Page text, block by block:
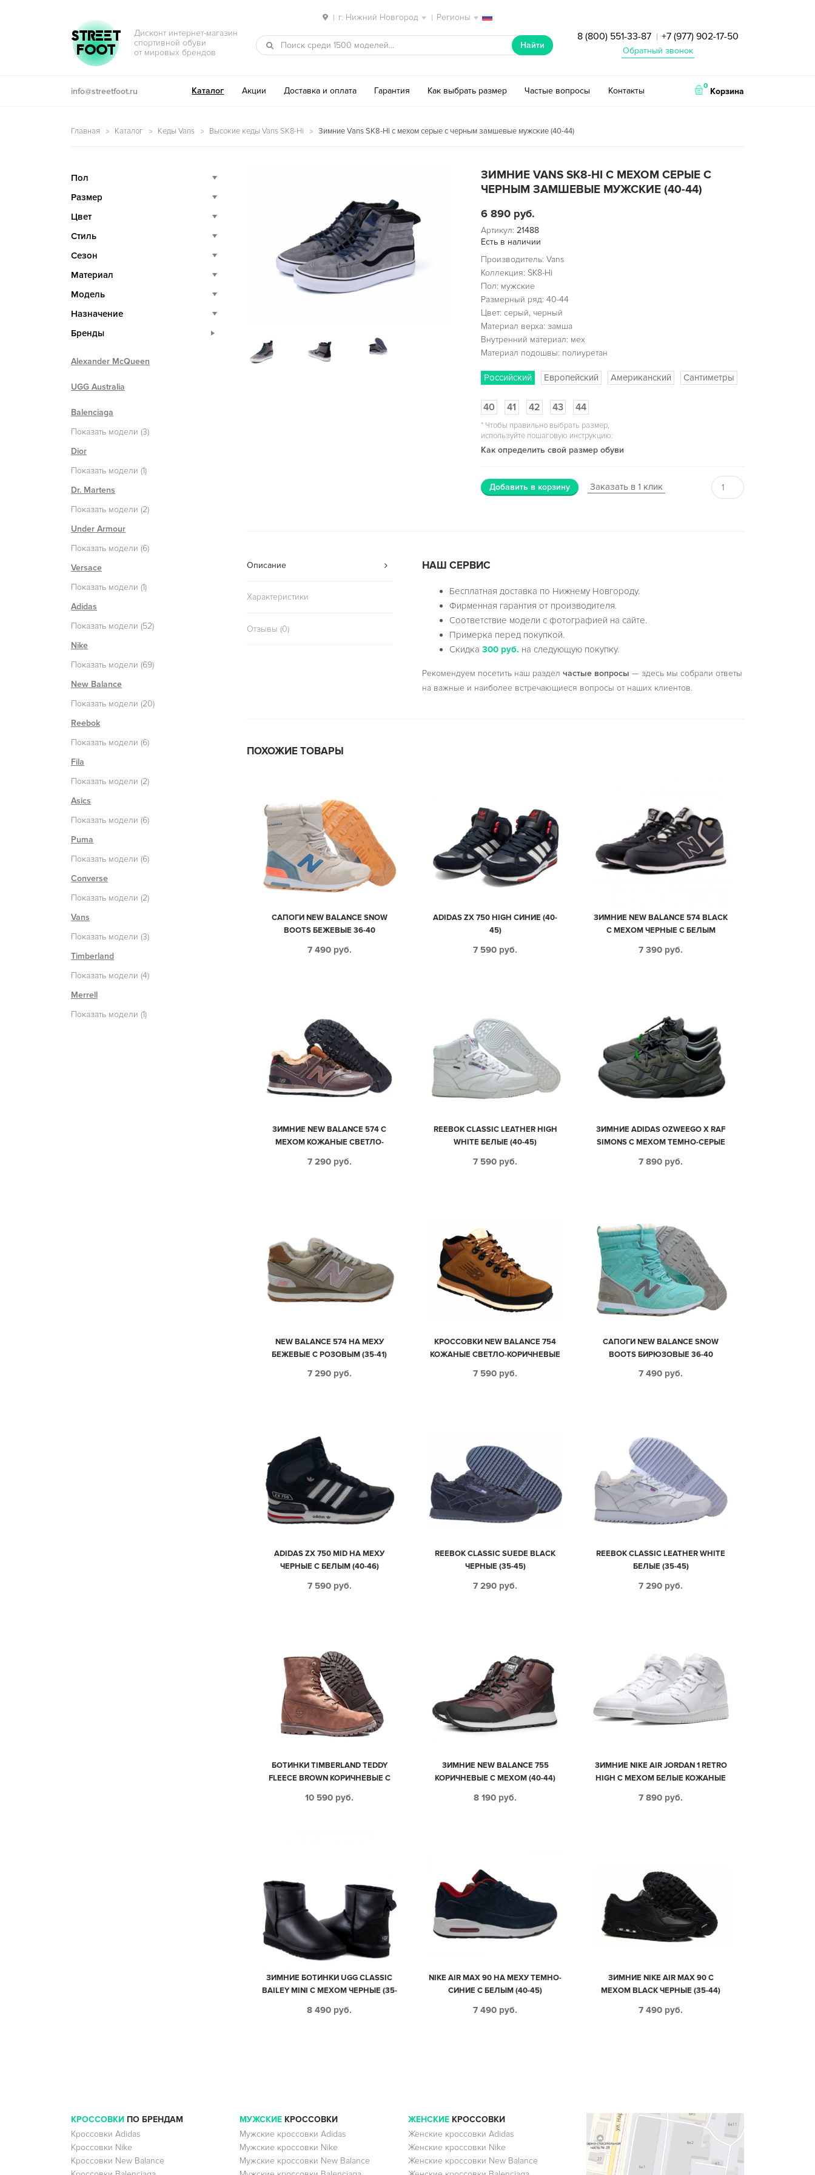
| г. Нижний Новгород | Регионы
Перейти к навигации
Перейти к содержимому
STREET
FOOT
Дисконт интернет-магазин
спортивной обуви
от мировых брендов
Найти
8 (800) 551-33-87 | +7 (977) 902-17-50
Обратный звонок
info@streetfoot.ru Каталог Акции Доставка и оплата Гарантия Как выбрать размер Частые вопросы Контакты 0
Корзина
Главная Каталог Кеды Vans Высокие кеды Vans SK8-Hi Зимние Vans SK8-Hi с мехом серые с черным замшевые мужские (40-44)
ЗИМНИЕ VANS SK8-HI С МЕХОМ СЕРЫЕ С
ЧЕРНЫМ ЗАМШЕВЫЕ МУЖСКИЕ (40-44)
6 890 руб.
Артикул: 21488
Есть в наличии
Производитель: Vans
Коллекция: SK8-Hi
Пол: мужские
Размерный ряд: 40-44
Цвет: серый, черный
Материал верха: замша
Внутренний материал: мех
Материал подошвы: полиуретан
Российский Европейский Американский Сантиметры
40 41 42 43 44
*Чтобы правильно выбрать размер,
используйте пошаговую инструкцию:
Как определить свой размер обуви
Добавить в корзину Заказать в 1 клик
Описание
Характеристики
Отзывы (0)
НАШ СЕРВИС
Бесплатная доставка по Нижнему Новгороду.
Фирменная гарантия от производителя.
Соответствие модели с фотографией на сайте.
Примерка перед покупкой.
Скидка300 руб. на следующую покупку.
Рекомендуем посетить наш разделчастые вопросы — здесь мы собрали ответы
на важные и наиболее встречающиеся вопросы от наших клиентов.
ПОХОЖИЕ ТОВАРЫ
САПОГИ NEW BALANCE SNOW
BOOTS БЕЖЕВЫЕ 36-40
7 490 руб.
ADIDAS ZX 750 HIGH СИНИЕ (40-
45)
7 590 руб.
ЗИМНИЕ NEW BALANCE 574 BLACK
С МЕХОМ ЧЕРНЫЕ С БЕЛЫМ
7 390 руб.
ЗИМНИЕ NEW BALANCE 574 С
МЕХОМ КОЖАНЫЕ СВЕТЛО-
7 290 руб.
REEBOK CLASSIC LEATHER HIGH
WHITE БЕЛЫЕ (40-45)
7 590 руб.
ЗИМНИЕ ADIDAS OZWEEGO X RAF
SIMONS С МЕХОМ ТЕМНО-СЕРЫЕ
7 890 руб.
NEW BALANCE 574 НА МЕХУ
БЕЖЕВЫЕ С РОЗОВЫМ (35-41)
7 290 руб.
КРОССОВКИ NEW BALANCE 754
КОЖАНЫЕ СВЕТЛО-КОРИЧНЕВЫЕ
7 590 руб.
САПОГИ NEW BALANCE SNOW
BOOTS БИРЮЗОВЫЕ 36-40
7 490 руб.
ADIDAS ZX 750 MID НА МЕХУ
ЧЕРНЫЕ С БЕЛЫМ (40-46)
7 590 руб.
REEBOK CLASSIC SUEDE BLACK
ЧЕРНЫЕ (35-45)
7 290 руб.
REEBOK CLASSIC LEATHER WHITE
БЕЛЫЕ (35-45)
7 290 руб.
БОТИНКИ TIMBERLAND TEDDY
FLEECE BROWN КОРИЧНЕВЫЕ С
10 590 руб.
ЗИМНИЕ NEW BALANCE 755
КОРИЧНЕВЫЕ С МЕХОМ (40-44)
8 190 руб.
ЗИМНИЕ NIKE AIR JORDAN 1 RETRO
HIGH С МЕХОМ БЕЛЫЕ КОЖАНЫЕ
7 890 руб.
ЗИМНИЕ БОТИНКИ UGG CLASSIC
BAILEY MINI С МЕХОМ ЧЕРНЫЕ (35-
8 490 руб.
NIKE AIR MAX 90 НА МЕХУ ТЕМНО-
СИНИЕ С БЕЛЫМ (40-45)
7 490 руб.
ЗИМНИЕ NIKE AIR MAX 90 С
МЕХОМ BLACK ЧЕРНЫЕ (35-44)
7 490 руб.
Пол
Размер
Цвет
Стиль
Сезон
Материал
Модель
Назначение
Бренды
Alexander McQueen
UGG Australia
Balenciaga
Показать модели (3)
Dior
Показать модели (1)
Dr. Martens
Показать модели (2)
Under Armour
Показать модели (6)
Versace
Показать модели (1)
Adidas
Показать модели (52)
Nike
Показать модели (69)
New Balance
Показать модели (20)
Reebok
Показать модели (6)
Fila
Показать модели (2)
Asics
Показать модели (6)
Puma
Показать модели (6)
Converse
Показать модели (2)
Vans
Показать модели (3)
Timberland
Показать модели (4)
Merrell
Показать модели (1)
КРОССОВКИ ПО БРЕНДАМ
Кроссовки Adidas
Кроссовки Nike
Кроссовки New Balance
МУЖСКИЕКРОССОВКИ
Мужские кроссовки Adidas
Мужские кроссовки Nike
Мужские кроссовки New Balance
ЖЕНСКИЕКРОССОВКИ
Женские кроссовки Adidas
Женские кроссовки Nike
Женские кроссовки New Balance